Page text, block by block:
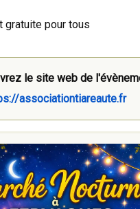
gratuite pour tous
le site web de
associationtiareaute.fr